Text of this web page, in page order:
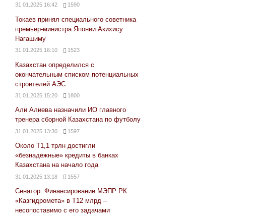
31.01.2025 16:42 1590
Токаев принял специального советника
премьер-министра Японии Акихису
Нагашиму
31.01.2025 16:10 1523
Казахстан определился с
окончательным списком потенциальных
строителей АЭС
31.01.2025 15:20 1800
Али Алиева назначили ИО главного
тренера сборной Казахстана по футболу
31.01.2025 13:30 1597
Около Т1,1 трлн достигли
«безнадежные» кредиты в банках
Казахстана на начало года
31.01.2025 13:18 1557
Сенатор: Финансирование МЭПР РК
«Казгидромета» в Т12 млрд –
несопоставимо с его задачами